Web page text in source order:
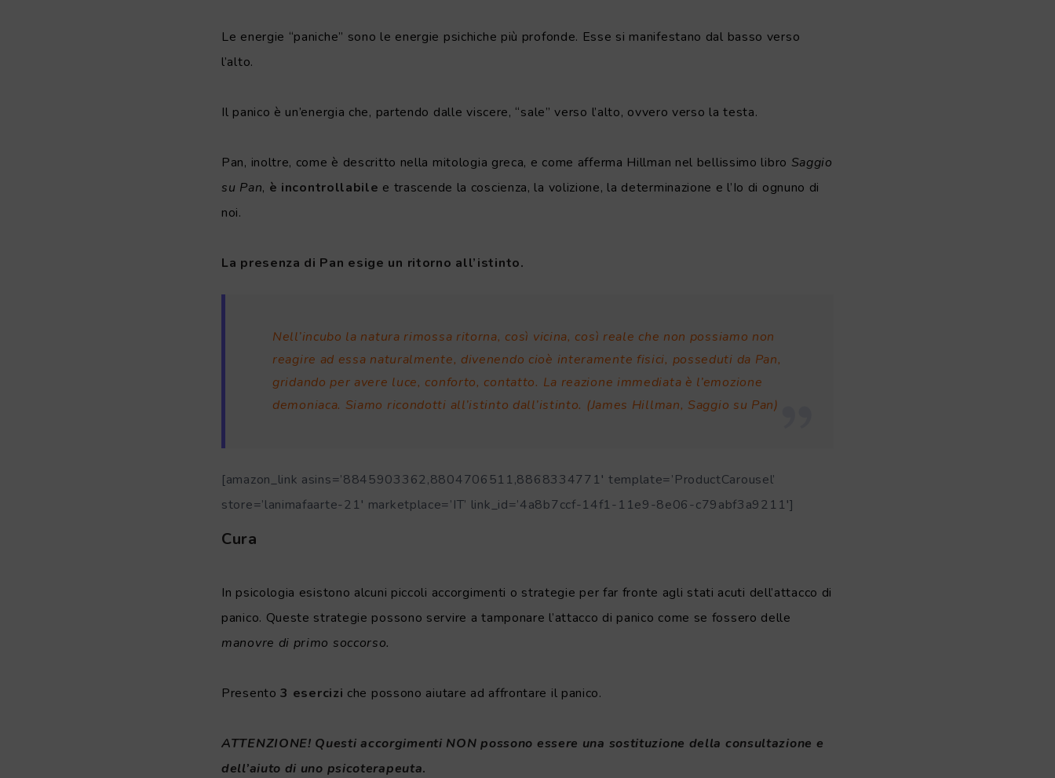
Le energie “paniche” sono le energie psichiche più profonde. Esse si manifestano dal basso verso
l’alto.
Il panico è un’energia che, partendo dalle viscere, “sale” verso l’alto, ovvero verso la testa.
Pan, inoltre, come è descritto nella mitologia greca, e come afferma Hillman nel bellissimo libro Saggio
su Pan, è incontrollabile e trascende la coscienza, la volizione, la determinazione e l’Io di ognuno di
noi.
La presenza di Pan esige un ritorno all’istinto.
Nell’incubo la natura rimossa ritorna, così vicina, così reale che non possiamo non
reagire ad essa naturalmente, divenendo cioè interamente fisici, posseduti da Pan,
gridando per avere luce, conforto, contatto. La reazione immediata è l’emozione
demoniaca. Siamo ricondotti all’istinto dall’istinto. (James Hillman, Saggio su Pan)
[amazon_link asins=’8845903362,8804706511,8868334771′ template=’ProductCarousel’
store=’lanimafaarte-21′ marketplace=’IT’ link_id=’4a8b7ccf-14f1-11e9-8e06-c79abf3a9211′]
Cura
In psicologia esistono alcuni piccoli accorgimenti o strategie per far fronte agli stati acuti dell’attacco di
panico. Queste strategie possono servire a tamponare l’attacco di panico come se fossero delle
manovre di primo soccorso.
Presento3 esercizi che possono aiutare ad affrontare il panico.
ATTENZIONE! Questi accorgimenti NON possono essere una sostituzione della consultazione e
dell’aiuto di uno psicoterapeuta.